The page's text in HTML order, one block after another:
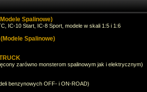
Spalinowe)
IC-10 Start, IC-8 Sport, modele w skali 1:5 i 1:6
Spalinowe)
zarówno monsterom spalinowym jak i elektrycznym)
benzynowych OFF- i ON-ROAD)